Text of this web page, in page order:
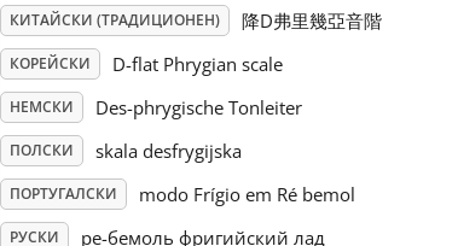
КИТАЙСКИ (ТРАДИЦИОНЕН) 降D弗里幾亞音階
КОРЕЙСКИ D-flat Phrygian scale
НЕМСКИ Des-phrygische Tonleiter
ПОЛСКИ skala desfrygijska
ПОРТУГАЛСКИ modo Frígio em Ré bemol
РУСКИ ре-бемоль фригийский лад